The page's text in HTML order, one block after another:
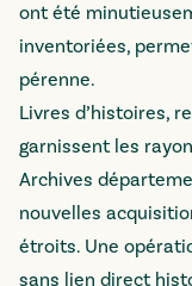
ont été
inventoriées,
pérenne.
Livres d’histoires,
garnissent les
Archives
nouvelles
étroits. Une
sans lien direct